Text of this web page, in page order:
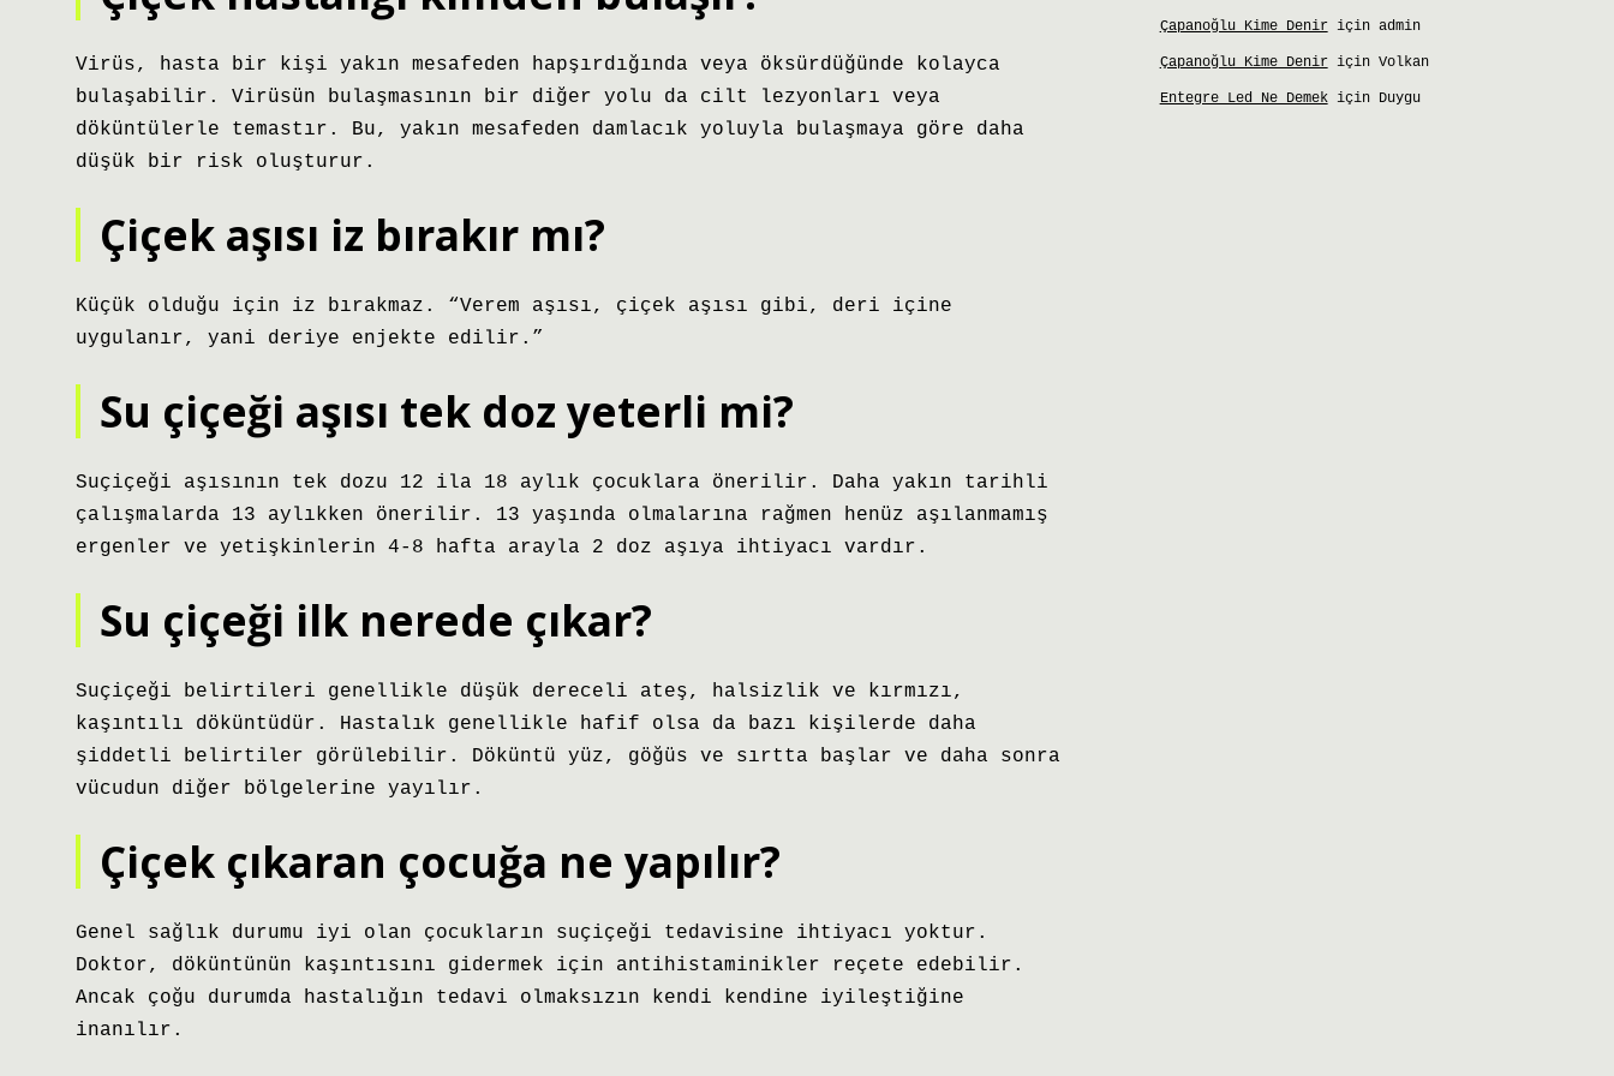
Virüs, hasta bir kişi yakın mesafeden hapşırdığında veya öksürdüğünde kolayca
bulaşabilir. Virüsün bulaşmasının bir diğer yolu da cilt lezyonları veya
döküntülerle temastır. Bu, yakın mesafeden damlacık yoluyla bulaşmaya göre daha
düşük bir risk oluşturur.
Çiçek aşısı iz bırakır mı?
Küçük olduğu için iz bırakmaz. “Verem aşısı, çiçek aşısı gibi, deri içine
uygulanır, yani deriye enjekte edilir.”
Su çiçeği aşısı tek doz yeterli mi?
Suçiçeği aşısının tek dozu 12 ila 18 aylık çocuklara önerilir. Daha yakın tarihli
çalışmalarda 13 aylıkken önerilir. 13 yaşında olmalarına rağmen henüz aşılanmamış
ergenler ve yetişkinlerin 4-8 hafta arayla 2 doz aşıya ihtiyacı vardır.
Su çiçeği ilk nerede çıkar?
Suçiçeği belirtileri genellikle düşük dereceli ateş, halsizlik ve kırmızı,
kaşıntılı döküntüdür. Hastalık genellikle hafif olsa da bazı kişilerde daha
şiddetli belirtiler görülebilir. Döküntü yüz, göğüs ve sırtta başlar ve daha sonra
vücudun diğer bölgelerine yayılır.
Çiçek çıkaran çocuğa ne yapılır?
Genel sağlık durumu iyi olan çocukların suçiçeği tedavisine ihtiyacı yoktur.
Doktor, döküntünün kaşıntısını gidermek için antihistaminikler reçete edebilir.
Ancak çoğu durumda hastalığın tedavi olmaksızın kendi kendine iyileştiğine
inanılır.
Çapanoğlu Kime Deniriçin admin
Çapanoğlu Kime Deniriçin Volkan
Entegre Led Ne Demekiçin Duygu